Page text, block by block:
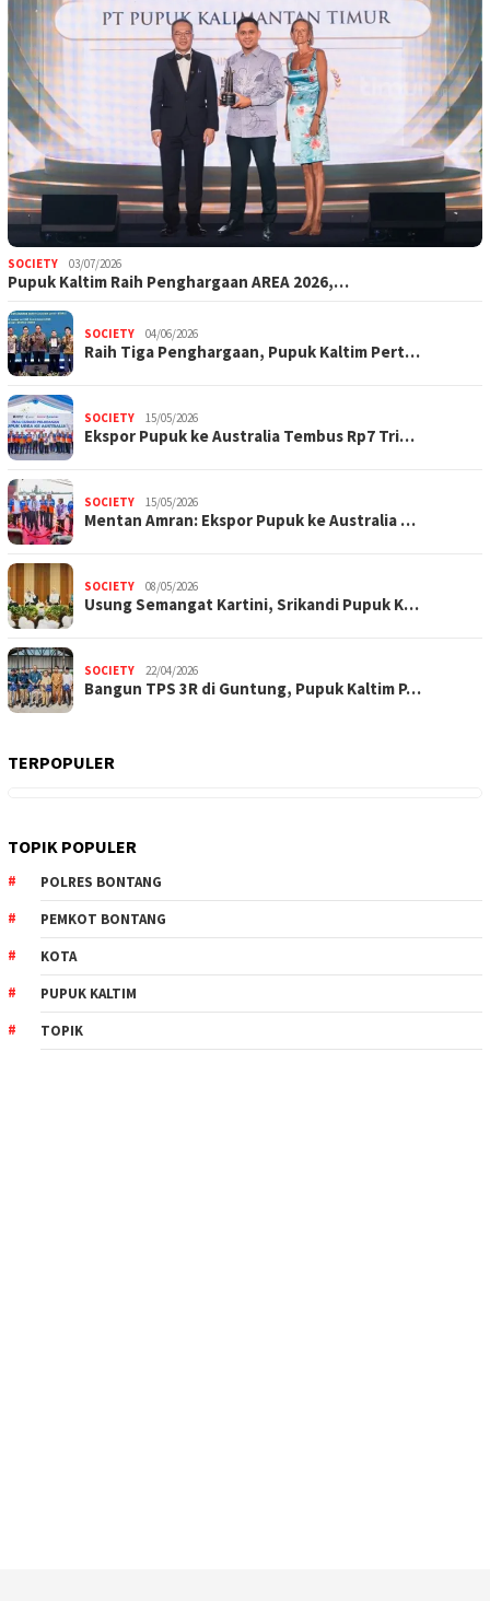
SOCIETY 03/07/2026
Pupuk Kaltim Raih Penghargaan AREA 2026,…
SOCIETY 04/06/2026
Raih Tiga Penghargaan, Pupuk Kaltim Pert…
SOCIETY 15/05/2026
Ekspor Pupuk ke Australia Tembus Rp7 Tri…
SOCIETY 15/05/2026
Mentan Amran: Ekspor Pupuk ke Australia …
SOCIETY 08/05/2026
Usung Semangat Kartini, Srikandi Pupuk K…
SOCIETY 22/04/2026
Bangun TPS 3R di Guntung, Pupuk Kaltim P…
TERPOPULER
TOPIK POPULER
POLRES BONTANG
PEMKOT BONTANG
KOTA
PUPUK KALTIM
TOPIK